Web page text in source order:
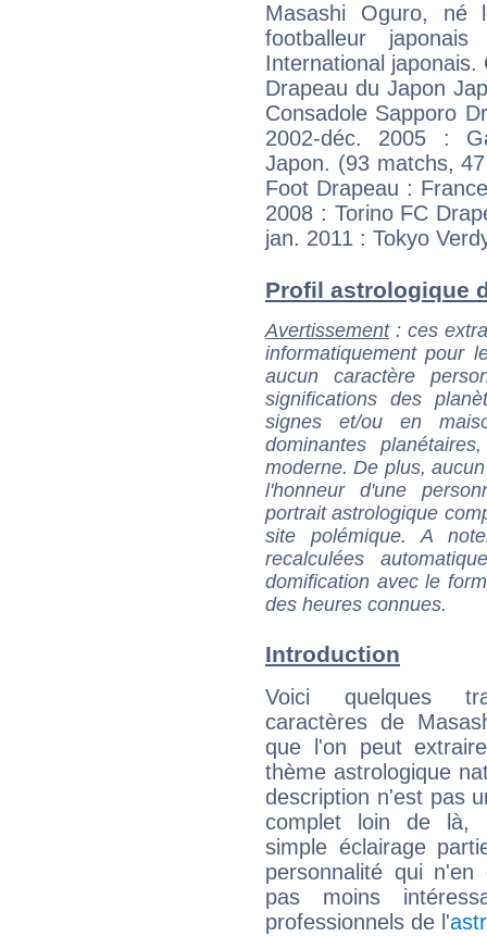
Masashi Oguro,
footballeur
International
Drapeau du Japon
Consadole Sapporo
2002-déc. 2005 :
Japon. (93 matchs,
Foot Drapeau :
2008 : Torino FC
jan. 2011 : Tokyo
Profil astrologique
Avertissement: ces
informatiquement pour
aucun caractère
significations des
signes et/ou en
dominantes
moderne. De plus,
l'honneur d'une
portrait astrologique
site polémique. A
recalculées
domification avec le
des heures connues.
Introduction
Voici quelques
caractères de
que l'on peut
thème astrologique
description n'est pas
complet loin de là,
simple éclairage
personnalité qui n'en
pas moins
professionnels de l'